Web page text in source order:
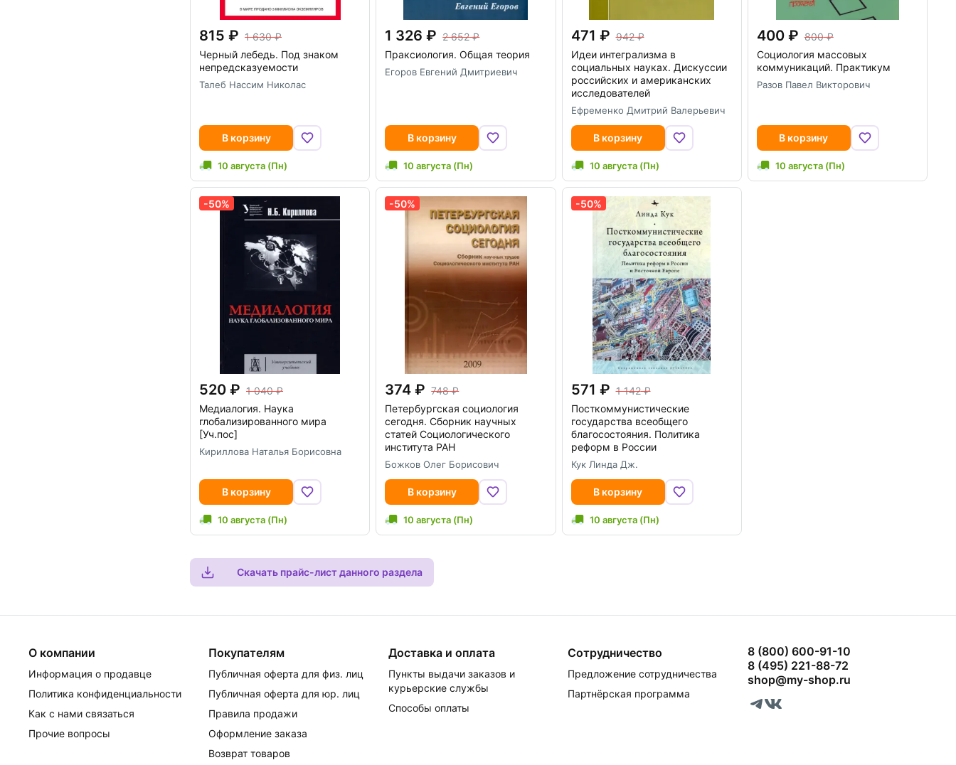
815
1 630
Черный лебедь. Под знаком
непредсказуемости
Талеб Нассим Николас
В корзину
10 августа (Пн)
1 326
2 652
Праксиология. Общая теория
Егоров Евгений Дмитриевич
В корзину
10 августа (Пн)
471
942
Идеи интегрализма в
социальных науках. Дискуссии
российских и американских
исследователей
Ефременко Дмитрий Валерьевич
В корзину
10 августа (Пн)
400
800
Социология массовых
коммуникаций. Практикум
Разов Павел Викторович
В корзину
10 августа (Пн)
-50%
520
1 040
Медиалогия. Наука
глобализированного мира
[Уч.пос]
Кириллова Наталья Борисовна
В корзину
10 августа (Пн)
-50%
374
748
Петербургская социология
сегодня. Сборник научных
статей Социологического
института РАН
Божков Олег Борисович
В корзину
10 августа (Пн)
-50%
571
1 142
Посткоммунистические
государства всеобщего
благосостояния. Политика
реформ в России
Кук Линда Дж.
В корзину
10 августа (Пн)
Скачать прайс-лист данного раздела
О компании
Информация о продавце
Политика конфиденциальности
Как с нами связаться
Прочие вопросы
Покупателям
Публичная оферта для физ. лиц
Публичная оферта для юр. лиц
Правила продажи
Оформление заказа
Возврат товаров
Доставка и оплата
Пункты выдачи заказов и
курьерские службы
Способы оплаты
Сотрудничество
Предложение сотрудничества
Партнёрская программа
8 (800) 600-91-10
8 (495) 221-88-72
shop@my-shop.ru